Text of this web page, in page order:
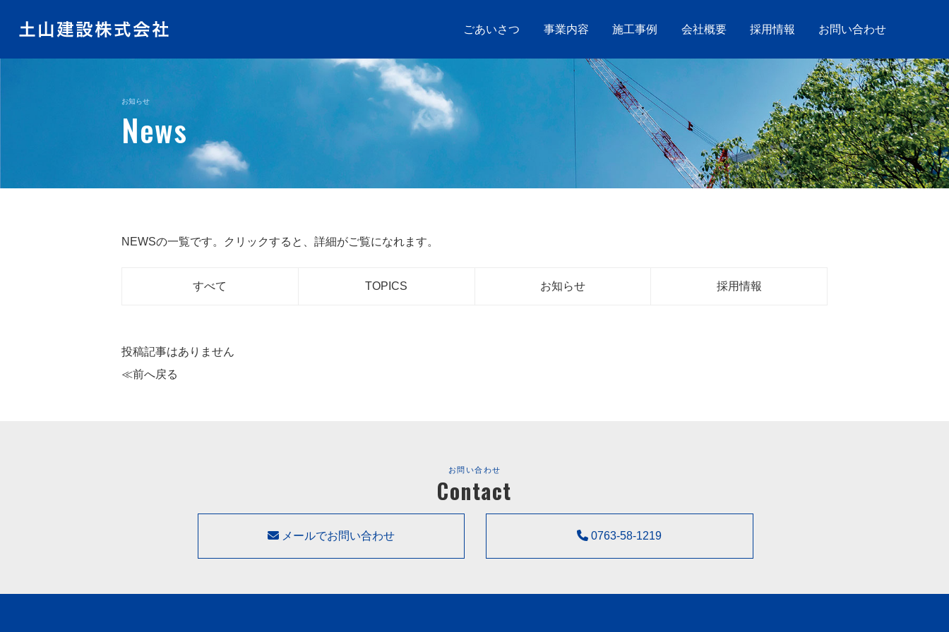
ごあいさつ 事業内容 施工事例 会社概要 採用情報 お問い合わせ
お知らせ
News
NEWSの一覧です。クリックすると、詳細がご覧になれます。
すべて TOPICS お知らせ 採用情報
投稿記事はありません
≪前へ戻る
お問い合わせ
Contact
メールでお問い合わせ 0763-58-1219